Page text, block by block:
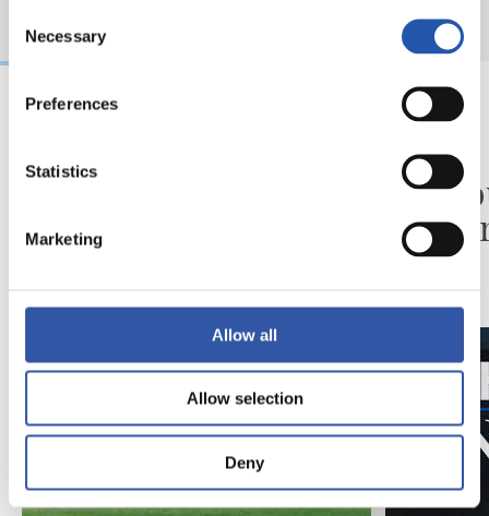
Selection
Necessary
Preferences
Statistics
Marketing
Allow all
Allow selection
Deny
CHRONIQUE
Des minutes en plus
VIDÉOS
Une